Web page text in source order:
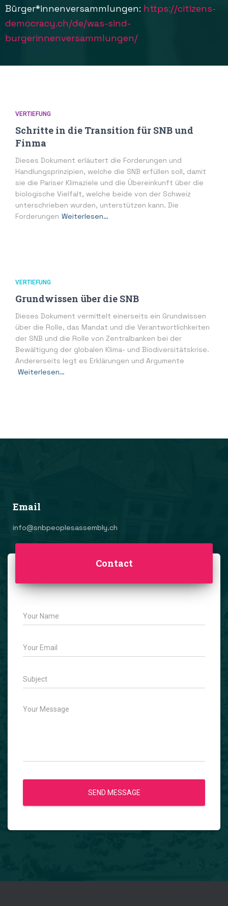
Bürger*innenversammlungen: https://citizens-
democracy.ch/de/was-sind-
burgerinnenversammlungen/
VERTIEFUNG
Schritte in die Transition für SNB und
Finma
Dieses Dokument erläutert die Forderungen und
Handlungsprinzipien, welche die SNB erfüllen soll, damit
sie die Pariser Klimaziele und die Übereinkunft über die
biologische Vielfalt, welche beide von der Schweiz
unterschrieben wurden, unterstützen kann. Die
Forderungen Weiterlesen…
VERTIEFUNG
Grundwissen über die SNB
Dieses Dokument vermittelt einerseits ein Grundwissen
über die Rolle, das Mandat und die Verantwortlichkeiten
der SNB und die Rolle von Zentralbanken bei der
Bewältigung der globalen Klima- und Biodiversitätskrise.
Andererseits legt es Erklärungen und Argumente
Weiterlesen…
Email
info@snbpeoplesassembly.ch
Contact
SEND MESSAGE